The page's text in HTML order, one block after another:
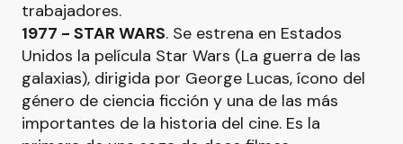
trabajadores.
1977 - STAR WARS. Se estrena en Estados
Unidos la película Star Wars (La guerra de las
galaxias), dirigida por George Lucas, ícono del
género de ciencia ficción y una de las más
importantes de la historia del cine. Es la